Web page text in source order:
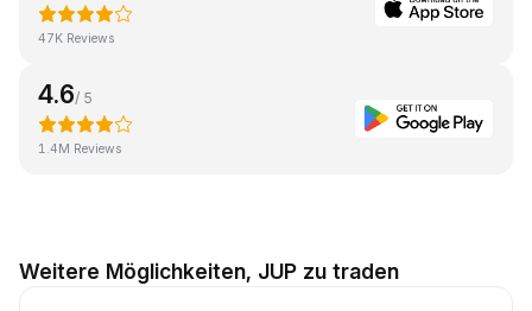
47K Reviews
4.6/ 5
1.4M Reviews
Weitere Möglichkeiten, JUP zu traden